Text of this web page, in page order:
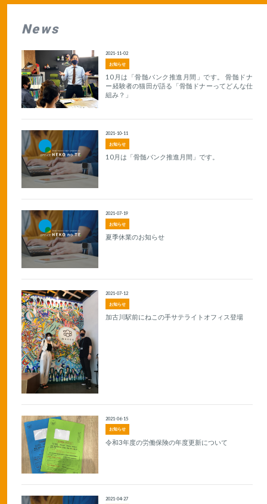
News
お知らせ
2021-11-02
10月は「骨髄バンク推進月間」です。 骨髄ドナ
ー経験者の猫田が語る「骨髄ドナーってどんな仕
組み？」
お知らせ
2021-10-11
10月は「骨髄バンク推進月間」です。
お知らせ
2021-07-19
夏季休業のお知らせ
お知らせ
2021-07-12
加古川駅前にねこの手サテライトオフィス登場
お知らせ
2021-06-15
令和3年度の労働保険の年度更新について
2021-04-27